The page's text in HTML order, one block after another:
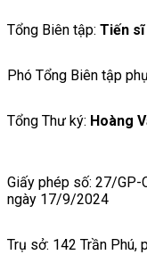
Tổng Biên tập: Tiến sĩ
Phó Tổng Biên tập
Tổng Thư ký: Hoàng
Giấy phép số: 27/GP-
ngày 17/9/2024
Trụ sở: 142 Trần Phú,